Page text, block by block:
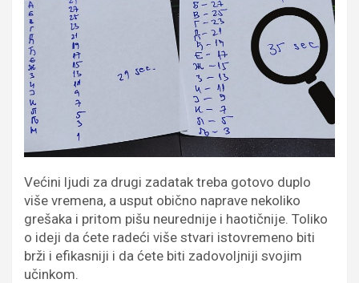
Većini ljudi za drugi zadatak treba gotovo duplo
više vremena, a usput obično naprave nekoliko
grešaka i pritom pišu neurednije i haotičnije. Toliko
o ideji da ćete radeći više stvari istovremeno biti
brži i efikasniji i da ćete biti zadovoljniji svojim
učinkom.